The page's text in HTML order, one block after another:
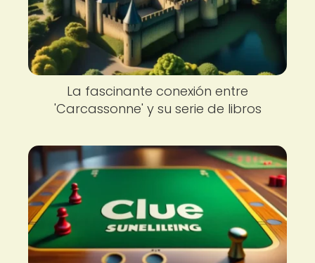
La fascinante conexión entre
'Carcassonne' y su serie de libros